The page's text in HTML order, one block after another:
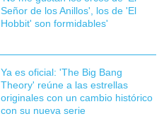
Señor de los Anillos', los de 'El
Hobbit' son formidables'
Ya es oficial: 'The Big Bang
Theory' reúne a las estrellas
originales con un cambio histórico
con su nueva serie